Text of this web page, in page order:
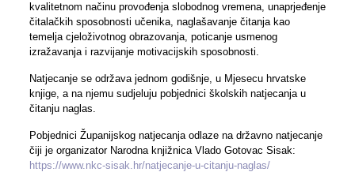
kvalitetnom načinu provođenja slobodnog vremena, unaprjeđenje
čitalačkih sposobnosti učenika, naglašavanje čitanja kao
temelja cjeloživotnog obrazovanja, poticanje usmenog
izražavanja i razvijanje motivacijskih sposobnosti.
Natjecanje se održava jednom godišnje, u Mjesecu hrvatske
knjige, a na njemu sudjeluju pobjednici školskih natjecanja u
čitanju naglas.
Pobjednici Županijskog natjecanja odlaze na državno natjecanje
čiji je organizator Narodna knjižnica Vlado Gotovac Sisak:
https://www.nkc-sisak.hr/natjecanje-u-citanju-naglas/